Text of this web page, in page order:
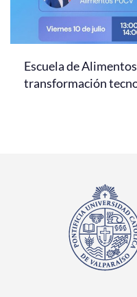
Escuela de
transformación